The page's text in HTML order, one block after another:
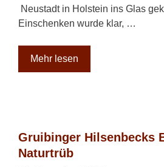
Neustadt in Holstein ins Glas
Einschenken wurde klar, …
Mehr lesen
Gruibinger Hilsenbecks
Naturtrüb